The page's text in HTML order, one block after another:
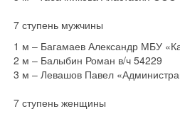
7 ступень мужчины
1 м – Багамаев Александр МБУ
2 м – Балыбин Роман в/ч 54229
3 м – Левашов Павел
7 ступень женщины